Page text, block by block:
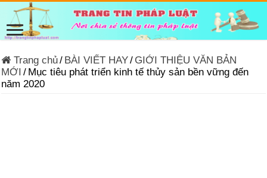
Trang chủ/ BÀI VIẾT HAY/ GIỚI THIỆU VĂN BẢN
MỚI / Mục tiêu phát triển kinh tế thủy sản bền vững đến
năm 2020